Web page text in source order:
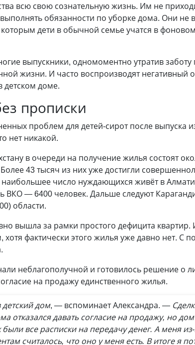
всю свою сознательную жизнь. Им не
обязанности по уборке дома. Они не
дети в обычной семье учатся в
выпускники, одномоментно утратив
жизни. И часто воспроизводят негативный
детском доме.
прописки
проблем для детей-сирот после выпуска
нет никакой.
в очереди на получение жилья состоят
43 тысяч из них уже достигли
число нуждающихся живёт в
ВКО — 6400 человек. Дальше следуют
области.
вышла за рамки простого дефицита квартир.
фактически этого жилья уже давно нет. С
неблагополучной и готовилось решение о
на продажу единственного жилья.
дом, — вспоминает Александра. —
отказался давать согласие на продажу, но
все расписки на передачу денег. А меня
считалось, что оно у меня есть. В итоге я